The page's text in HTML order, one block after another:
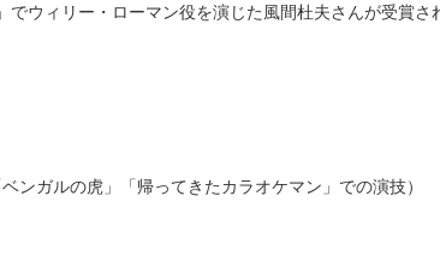
ウィリー・ローマン役を演じた風間杜夫さんが受賞さ
ンガルの虎」「帰ってきたカラオケマン」での演技）